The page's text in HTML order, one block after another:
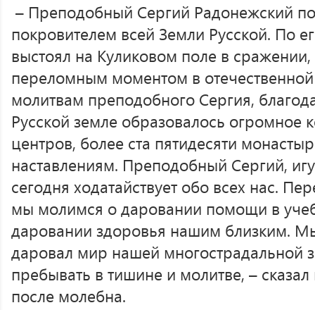
– Преподобный Сергий Радонежский по
покровителем всей Земли Русской. По
выстоял на Куликовом поле в сражении,
переломным моментом в
молитвам преподобного Сергия,
Русской земле образовалось огромное
центров, более ста пятидесяти
наставлениям. Преподобный Сергий,
сегодня ходатайствует обо всех нас.
мы молимся о даровании помощи в
даровании здоровья нашим близким.
даровал мир нашей многострадальной
пребывать в тишине и молитве, –
после молебна.